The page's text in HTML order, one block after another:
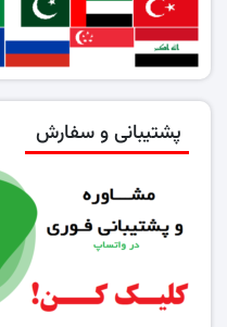
پشتیبانی و سفارش